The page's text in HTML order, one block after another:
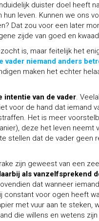
duister doel heeft
leven. Kunnen we ons
Dat zou voor een later
zijde van goed en
is, maar feitelijk het
vader niemand anders
maken het echter
intentie van de vader.
voor de hand dat iemand
Het is meer
deze het leven neemt
stellen dat de vader
zijn geweest van een
als vanzelfsprekend
dat wanneer
voor ogen heeft
met vuur aan te steken,
die willens en wetens